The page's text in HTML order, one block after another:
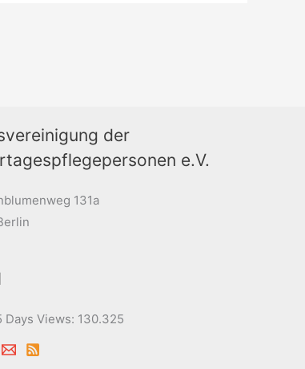
der
e.V.
131a
Days Views: 130.325